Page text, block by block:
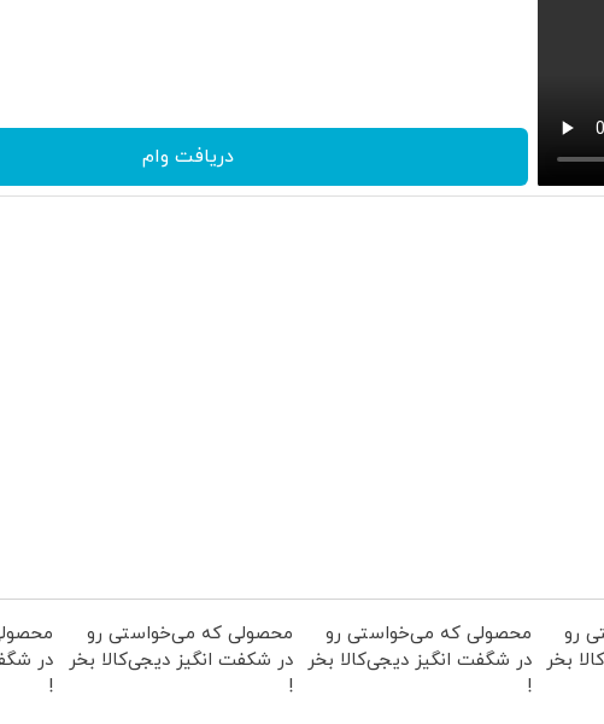
دریافت وام
رو
بخر
محصولی که می‌خواستی رو
در شگفت انگیز دیجی‌کالا بخر
!
محصولی که می‌خواستی رو
در شکفت انگیز دیجی‌کالا بخر
!
در
!